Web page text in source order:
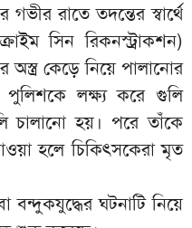
রাতে তদন্তের স্বার্থে
সিন রিকনস্ট্রাকশন)
কেড়ে নিয়ে পালানোর
পুলিশকে লক্ষ্য করে গুলি
চালানো হয়। পরে তাঁকে
হলে চিকিৎসকেরা মৃত
বন্দুকযুদ্ধের ঘটনাটি নিয়ে